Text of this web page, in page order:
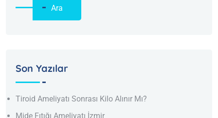
Ara
Son Yazılar
Tiroid Ameliyatı Sonrası Kilo Alınır Mı?
Mide Fıtığı Ameliyatı İzmir